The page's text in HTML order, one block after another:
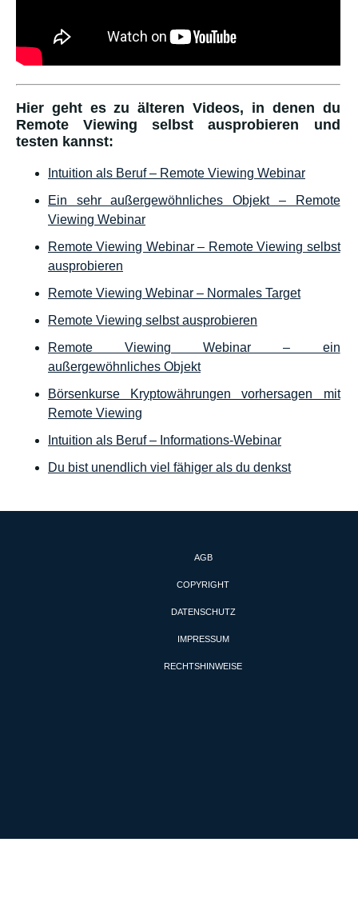
Hier geht es zu älteren Videos, in denen du
Remote Viewing selbst ausprobieren und
testen kannst:
Intuition als Beruf – Remote Viewing Webinar
Ein sehr außergewöhnliches Objekt – Remote
Viewing Webinar
Remote Viewing Webinar – Remote Viewing selbst
ausprobieren
Remote Viewing Webinar – Normales Target
Remote Viewing selbst ausprobieren
Remote Viewing Webinar – ein
außergewöhnliches Objekt
Börsenkurse Kryptowährungen vorhersagen mit
Remote Viewing
Intuition als Beruf – Informations-Webinar
Du bist unendlich viel fähiger als du denkst
AGB
COPYRIGHT
DATENSCHUTZ
IMPRESSUM
RECHTSHINWEISE